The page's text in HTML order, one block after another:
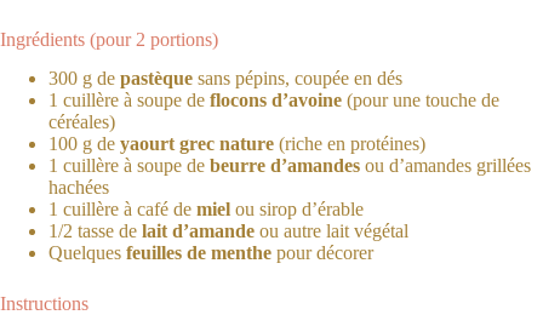
Ingrédients (pour 2 portions)
300 g de pastèque sans pépins, coupée en dés
1 cuillère à soupe de flocons d’avoine (pour une touche de
céréales)
100 g de yaourt grec nature (riche en protéines)
1 cuillère à soupe de beurre d’amandes ou d’amandes grillées
hachées
1 cuillère à café de miel ou sirop d’érable
1/2 tasse de lait d’amande ou autre lait végétal
Quelques feuilles de menthe pour décorer
Instructions